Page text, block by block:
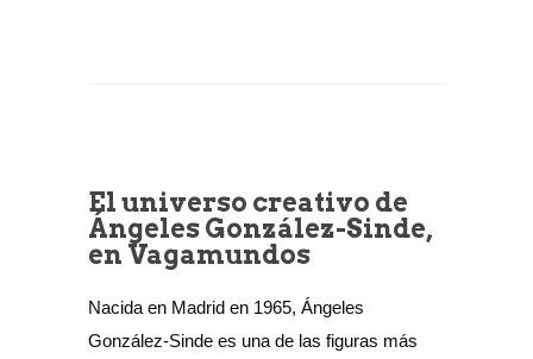
El universo creativo de
Ángeles González-Sinde,
en Vagamundos
Nacida en Madrid en 1965, Ángeles
González-Sinde es una de las figuras más